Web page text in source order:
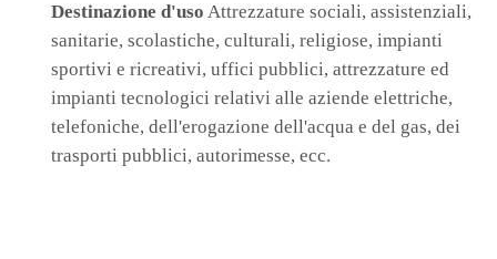
Destinazione d'uso Attrezzature sociali, assistenziali,
sanitarie, scolastiche, culturali, religiose, impianti
sportivi e ricreativi, uffici pubblici, attrezzature ed
impianti tecnologici relativi alle aziende elettriche,
telefoniche, dell'erogazione dell'acqua e del gas, dei
trasporti pubblici, autorimesse, ecc.